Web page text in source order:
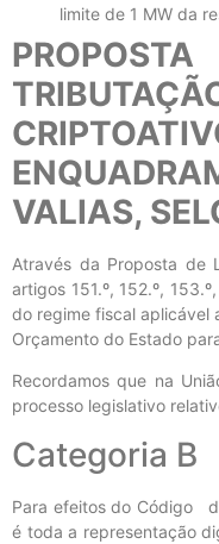
limite de 1 MW da
VALIAS,
Através da Proposta de
artigos 151.º, 152.º,
do regime fiscal aplicável
Orçamento do Estado
Recordamos que na
processo legislativo
Categoria B
Para efeitos do Código
é toda a representação